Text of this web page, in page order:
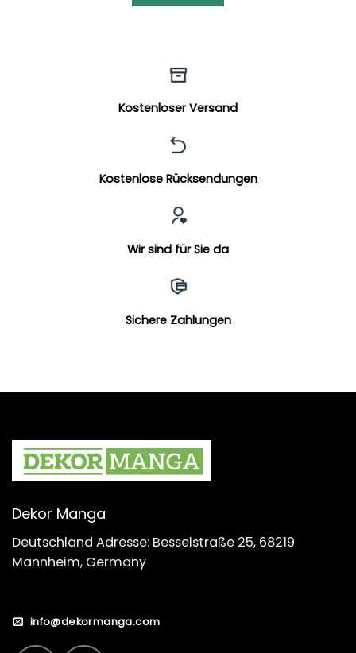
Kostenloser Versand
Kostenlose Rücksendungen
Wir sind für Sie da
Sichere Zahlungen
Dekor Manga
Deutschland Adresse: Besselstraße 25, 68219
Mannheim, Germany
info@dekormanga.com